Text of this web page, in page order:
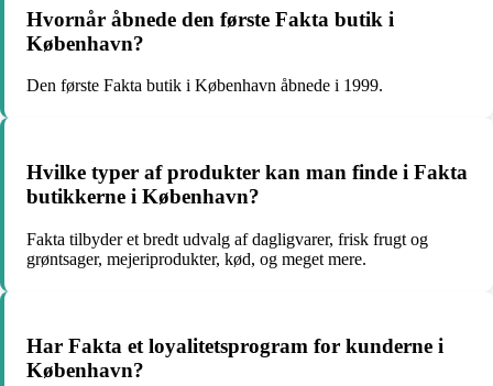
Hvornår åbnede den første Fakta butik i
København?
Den første Fakta butik i København åbnede i 1999.
Hvilke typer af produkter kan man finde i Fakta
butikkerne i København?
Fakta tilbyder et bredt udvalg af dagligvarer, frisk frugt og
grøntsager, mejeriprodukter, kød, og meget mere.
Har Fakta et loyalitetsprogram for kunderne i
København?